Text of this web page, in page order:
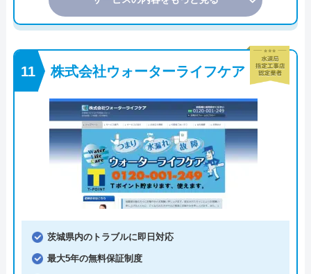
株式会社ウォーターライフケア
茨城県内のトラブルに即日対応
最大5年の無料保証制度